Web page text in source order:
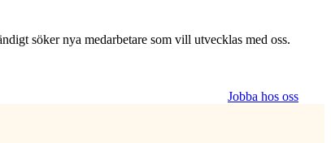
söker nya medarbetare som vill utvecklas med oss.
Jobba hos oss